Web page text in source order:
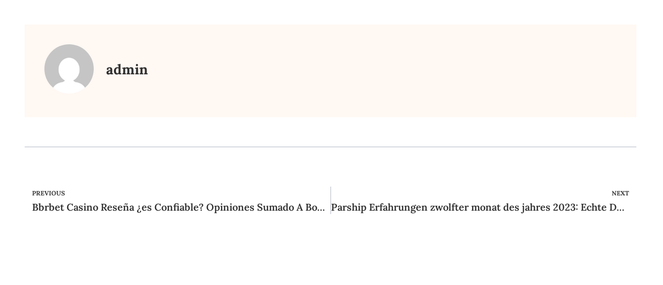
admin
PREVIOUS
Bbrbet Casino Reseña ¿es Confiable? Opiniones Sumado A Bono Sobre Mexico
NEXT
Parship Erfahrungen zwolfter monat des jahres 2023: Echte Dates und alles False?